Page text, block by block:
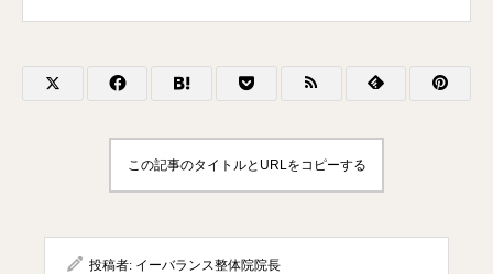
この記事のタイトルとURLをコピーする
投稿者: イーバランス整体院院長